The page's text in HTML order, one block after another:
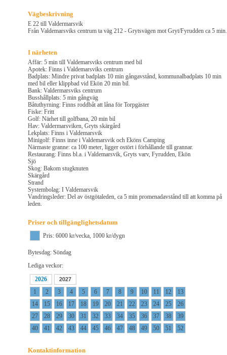
Vägbeskrivning
E 22 till Valdermarsvik
Från Valdemarsviks centrum ta väg 212 - Grytsvägen mot Gryt/Fyrudden ca 5 min.
I närheten
Affär: 5 min till Valdemarsviks centrum med bil
Apotek: Finns i Valdemarsviks centrum
Badplats: Mindre privat badplats 10 min gångavstånd, kommunalbadplats 10 min
med bil eller klippbad vid Ekön 20 min bil.
Bank: Valdermarsviks centrum
Busshållplats: 5 min gångväg
Båtuthyrning: Finns roddbåt att låna för Torpgäster
Fiske: Fritt
Golf: Närhet till golfbana, 20 min bil
Hav: Valdermarsviken, Gryts skärgård
Lekplats: Finns i Valdemarsvik
Minigolf: Finns inne i Valdemarsvik och Eköns Camping
Närmaste granne: ca 100 meter, ligger ostört i förhållande till grannar.
Restaurang: Finns bl.a. i Valdemarsvik, Gryts varv, Fyrudden, Ekön
Sjö
Skog: Bakom stugknuten
Skärgård
Strand
Systembolag: I Valdemarsvik
Vandringsleder: Del av östgötaleden, ca 5 min promenadavstånd till att komma på
leden.
Priser och tillgänglighetsdatum
Pris: 6000 kr/vecka, 1000 kr/dygn
Bytesdag: Söndag
Lediga veckor:
2026
2027
1 2 3 4 5 6 7 8 9 10 11 12
13
14
15 16 17 18 19 20 21 22 23 24 25
26
27
28 29 30 31 32 33 34 35 36 37 38
39
40
41 42 43 44 45 46 47 48 49 50 51 52
Kontaktinformation